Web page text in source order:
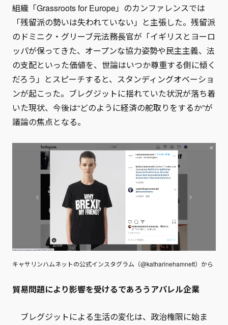
組織「Grassroots for Europe」のカンファレンスでは
「残留派の勢いは失われていない」と主張した。残留派
のドミニク・グリーブ元法務長官が「イギリスとヨーロ
ッパが保ってきた、オープンな協力姿勢や民主主義、法
の支配といった価値を、世論はいつか尊重する側に傾く
だろう」とスピーチすると、スタンディングオベーショ
ンが起こった。ブレグジットに揺れていた状況が落ち着
いた現状、今後は“どのように経済の舵取りをするか”が
議論の焦点となる。
キャサリンハムネットの公式インスタグラム（@katharinehamnett）から
貿易問題により影響を受けるであろうアパレル企業
ブレグジットによる生活の変化は、政治権限に始ま